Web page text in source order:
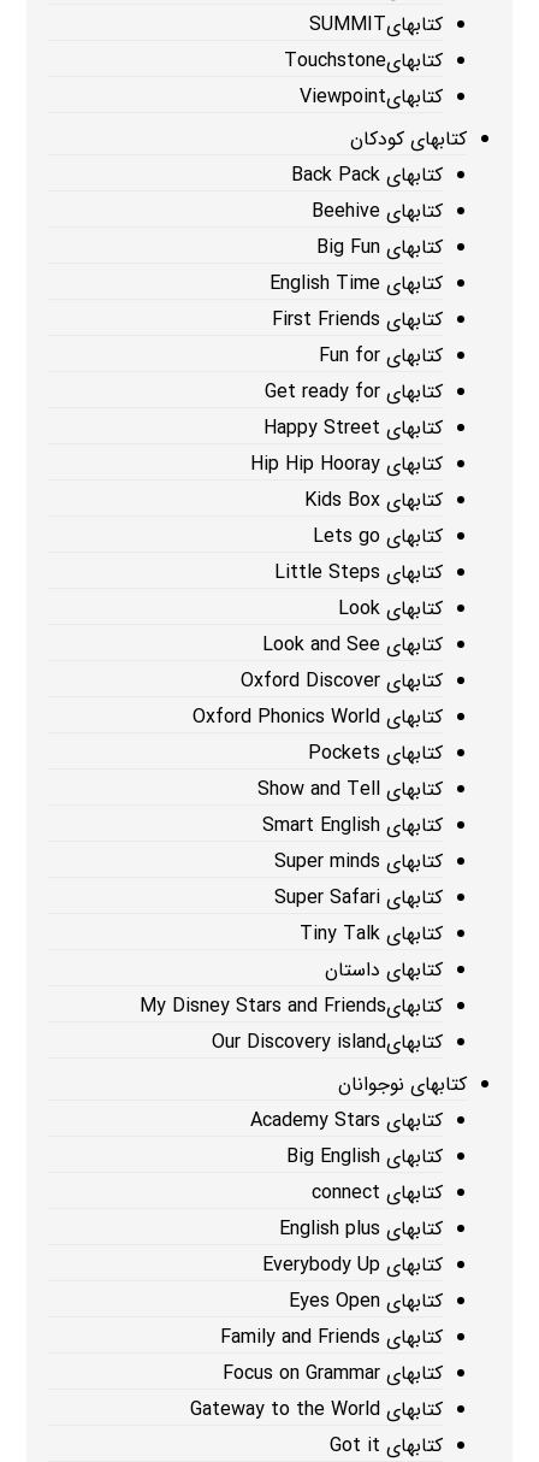
کتابهایSUMMIT
کتابهایTouchstone
کتابهایViewpoint
کتابهای کودکان
کتابهای Back Pack
کتابهای Beehive
کتابهای Big Fun
کتابهای English Time
کتابهای First Friends
کتابهای Fun for
کتابهای Get ready for
کتابهای Happy Street
کتابهای Hip Hip Hooray
کتابهای Kids Box
کتابهای Lets go
کتابهای Little Steps
کتابهای Look
کتابهای Look and See
کتابهای Oxford Discover
کتابهای Oxford Phonics World
کتابهای Pockets
کتابهای Show and Tell
کتابهای Smart English
کتابهای Super minds
کتابهای Super Safari
کتابهای Tiny Talk
کتابهای داستان
کتابهایMy Disney Stars and Friends
کتابهایOur Discovery island
کتابهای نوجوانان
کتابهای Academy Stars
کتابهای Big English
کتابهای connect
کتابهای English plus
کتابهای Everybody Up
کتابهای Eyes Open
کتابهای Family and Friends
کتابهای Focus on Grammar
کتابهای Gateway to the World
کتابهای Got it